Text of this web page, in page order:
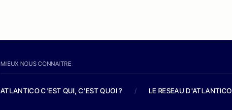
MIEUX NOUS CONNAITRE
ATLANTICO C'EST QUI, C'EST QUOI ? / LE RESEAU D'ATLANTICO